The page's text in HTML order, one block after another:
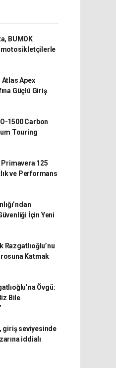
BUMOK
motosikletçilerle
Apex
Güçlü Giriş
1500 Carbon
Touring
Primavera 125
ve Performans
İçin Yeni
Razgatlıoğlu’nu
Katmak
Övgü:
Bile
giriş seviyesinde
iddialı